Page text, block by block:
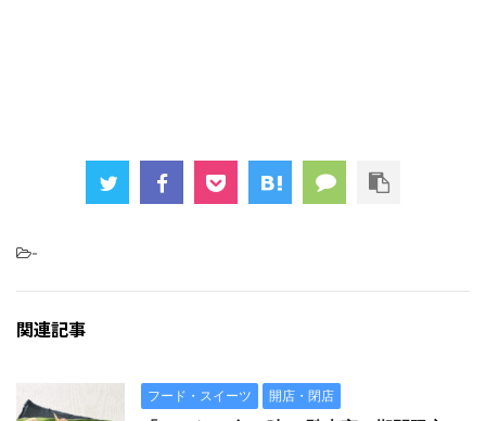
-
関連記事
フード・スイーツ 開店・閉店